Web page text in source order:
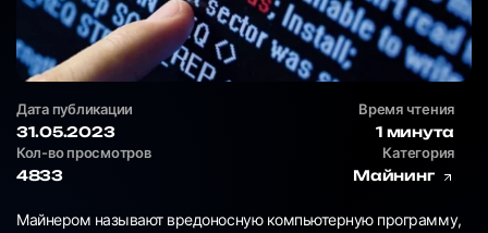
Дата публикации
31.05.2023
Время чтения
1 минута
Кол-во просмотров
4833
Категория
Майнинг
Майнером называют вредоносную компьютерную программу,